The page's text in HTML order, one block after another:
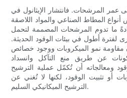
عمر المرشحات. فانتشار الإيثانول في
المطاط الصناعي والمواد اللاصقة
ما تدوم المرشحات المصممة لتحمل
لفترة أطول في بيئات الوقود الحديثة.
مقاومة نمو الميكروبات ووجود خصائص
عن طريق منع التآكل وانسداد
ومعالجاته أن تُكمّل عملية الترشيح
أو تثبيت الوقود، لكنها لا تُغني عن
الترشيح الميكانيكي السليم.